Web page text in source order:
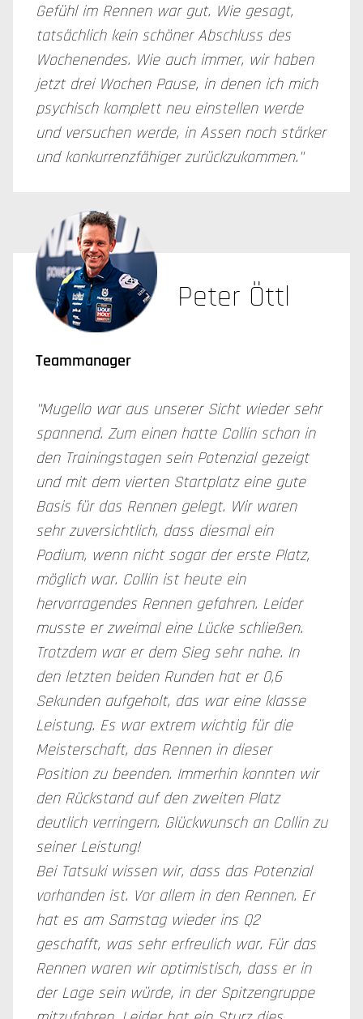
Gefühl im Rennen war gut. Wie gesagt,
tatsächlich kein schöner Abschluss des
Wochenendes. Wie auch immer, wir haben
jetzt drei Wochen Pause, in denen ich mich
psychisch komplett neu einstellen werde
und versuchen werde, in Assen noch stärker
und konkurrenzfähiger zurückzukommen."
Peter Öttl
Teammanager
"Mugello war aus unserer Sicht wieder sehr
spannend. Zum einen hatte Collin schon in
den Trainingstagen sein Potenzial gezeigt
und mit dem vierten Startplatz eine gute
Basis für das Rennen gelegt. Wir waren
sehr zuversichtlich, dass diesmal ein
Podium, wenn nicht sogar der erste Platz,
möglich war. Collin ist heute ein
hervorragendes Rennen gefahren. Leider
musste er zweimal eine Lücke schließen.
Trotzdem war er dem Sieg sehr nahe. In
den letzten beiden Runden hat er 0,6
Sekunden aufgeholt, das war eine klasse
Leistung. Es war extrem wichtig für die
Meisterschaft, das Rennen in dieser
Position zu beenden. Immerhin konnten wir
den Rückstand auf den zweiten Platz
deutlich verringern. Glückwunsch an Collin zu
seiner Leistung!
Bei Tatsuki wissen wir, dass das Potenzial
vorhanden ist. Vor allem in den Rennen. Er
hat es am Samstag wieder ins Q2
geschafft, was sehr erfreulich war. Für das
Rennen waren wir optimistisch, dass er in
der Lage sein würde, in der Spitzengruppe